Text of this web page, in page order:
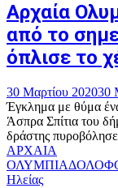
Αρχαία
από το
όπλισε το
30 Μαρτίου 202030
Έγκλημα με θύμα
Άσπρα Σπίτια του
δράστης
ΑΡΧΑΙΑ
ΟΛΥΜΠΙΑ
Ηλείας